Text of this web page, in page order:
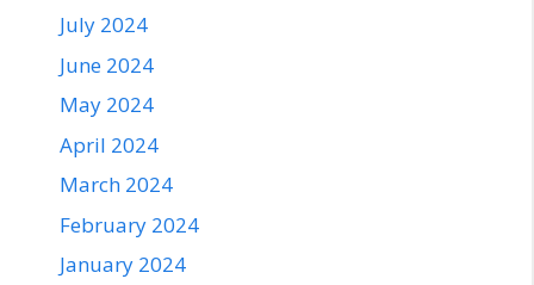
July 2024
June 2024
May 2024
April 2024
March 2024
February 2024
January 2024